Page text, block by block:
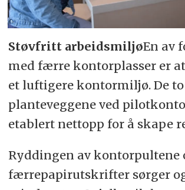
Støvfritt arbeidsmiljøEn av
med færre kontorplasser er
et luftigere kontormiljø. De
planteveggene ved
etablert nettopp for å skape
Ryddingen av kontorpultene
færrepapirutskrifter sørger